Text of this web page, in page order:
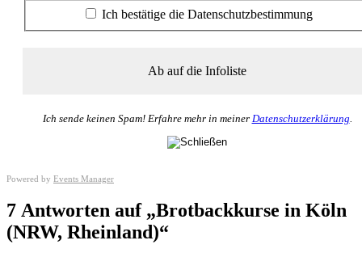
Ich bestätige die Datenschutzbestimmung
Ich sende keinen Spam! Erfahre mehr in meiner Datenschutzerklärung
Powered by Events Manager
7 Antworten auf „Brotbackkurse in Köln
(NRW, Rheinland)“